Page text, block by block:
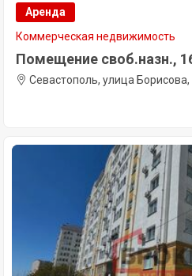
Аренда
Коммерческая недвижимость
Помещение своб.назн.,
Севастополь, улица Борисова,